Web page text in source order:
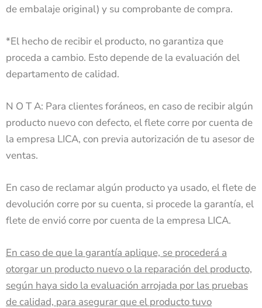
de embalaje original) y su comprobante de compra.
*El hecho de recibir el producto, no garantiza que
proceda a cambio. Esto depende de la evaluación del
departamento de calidad.
N O T A: Para clientes foráneos, en caso de recibir algún
producto nuevo con defecto, el flete corre por cuenta de
la empresa LICA, con previa autorización de tu asesor de
ventas.
En caso de reclamar algún producto ya usado, el flete de
devolución corre por su cuenta, si procede la garantía, el
flete de envió corre por cuenta de la empresa LICA.
En caso de que la garantía aplique, se procederá a
otorgar un producto nuevo o la reparación del producto,
según haya sido la evaluación arrojada por las pruebas
de calidad, para asegurar que el producto tuvo